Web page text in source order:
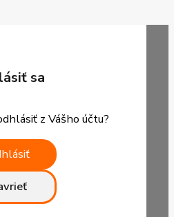
sa
z Vášho účtu?